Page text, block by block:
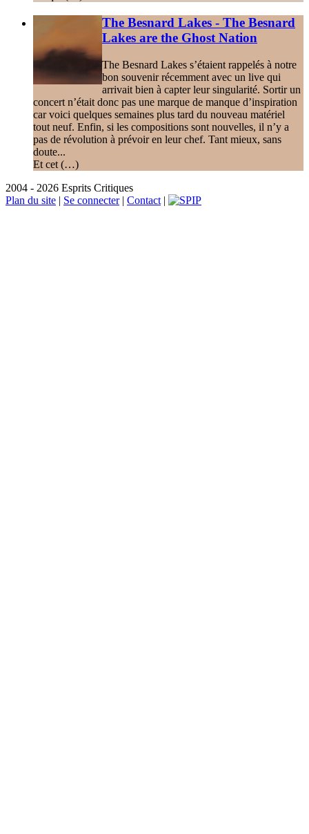
The Besnard Lakes - The Besnard
Lakes are the Ghost Nation
The Besnard Lakes s’étaient rappelés à notre
bon souvenir récemment avec un live qui
arrivait bien à capter leur singularité. Sortir un
concert n’était donc pas une marque de manque d’inspiration
car voici quelques semaines plus tard du nouveau matériel
tout neuf. Enfin, si les compositions sont nouvelles, il n’y a
pas de révolution à prévoir en leur chef. Tant mieux, sans
doute...
Et cet (…)
2004 - 2026 Esprits Critiques
Plan du site | Se connecter| Contact |